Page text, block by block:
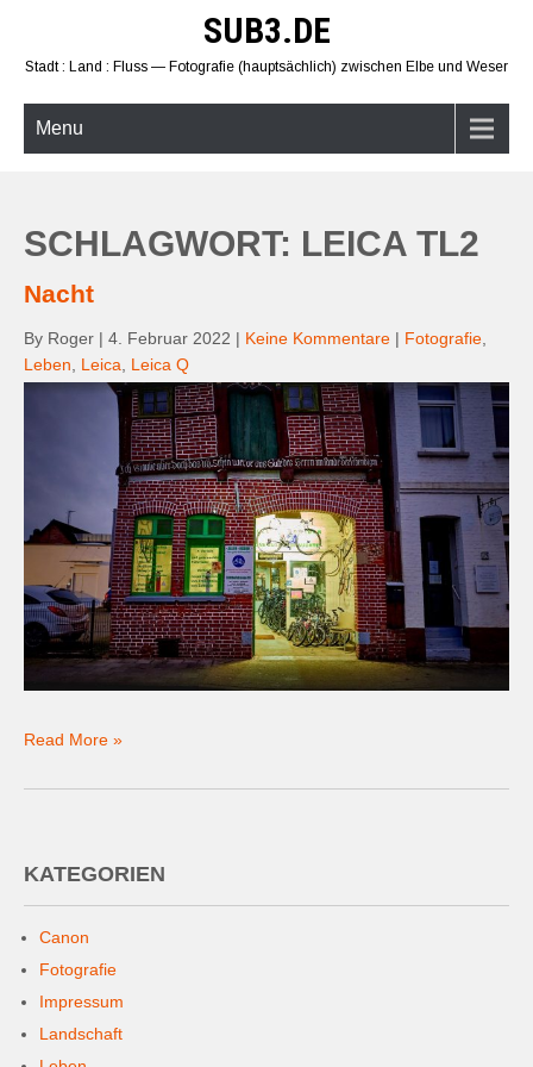
content
SUB3.DE
Stadt : Land : Fluss — Fotografie (hauptsächlich) zwischen Elbe und Weser
Menu
SCHLAGWORT: LEICA TL2
Nacht
By Roger | 4. Februar 2022 | Keine Kommentare | Fotografie
Leben
Leica Leica Q
Read More »
KATEGORIEN
Canon
Fotografie
Impressum
Landschaft